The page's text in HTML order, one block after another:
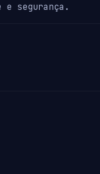
e segurança.